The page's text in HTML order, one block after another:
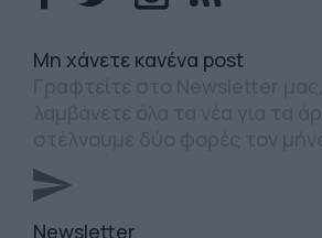
Mη χάνετε κανένα post
Newsletter